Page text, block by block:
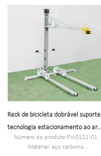
Rack de bicicleta dobrável suporte
tecnologia estacionamento ao ar
livreNúmero do produto:PV-0121-01
Material: aço carbono